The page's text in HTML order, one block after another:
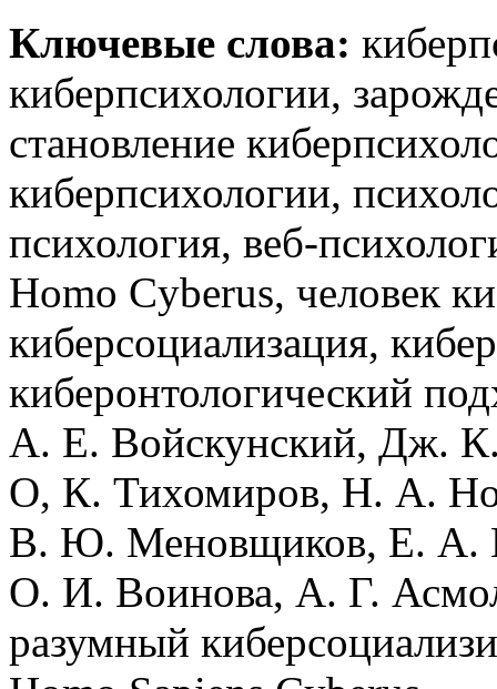
Ключевые слова:
киберпсихологии,
становление
киберпсихологии,
психология, веб-
Homo Cyberus, человек
киберсоциализация,
киберонтологический
А. Е. Войскунский, Дж.
О, К. Тихомиров, Н. А.
В. Ю. Меновщиков, Е. А.
О. И. Воинова, А. Г.
разумный